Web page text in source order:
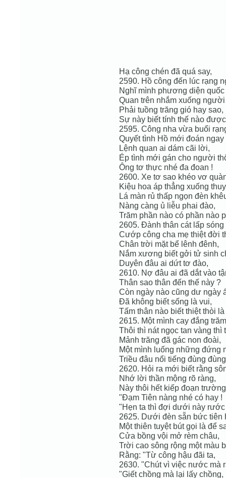
Hạ công chén đã quá say,
2590. Hồ công đến lúc rạng
Nghĩ mình phương diện quốc
Quan trên nhắm xuống
Phải tuồng trăng gió hay sao,
Sự này biết tính thế nào
2595. Công nha vừa buổi
Quyết tình Hồ mới đoán ngay
Lệnh quan ai dám cãi lời,
Ép tình mới gán cho người
Ông tơ thực nhé đa đoan !
2600. Xe tơ sao khéo vơ
Kiệu hoa áp thẳng xuống
Lá màn rủ thấp ngọn đèn
Nàng càng ủ liễu phai đào,
Trăm phần nào có phần nào
2605. Đành thân cát lấp sóng
Cướp công cha mẹ thiệt đời
Chân trời mặt bể lênh đênh,
Nắm xương biết gởi tử sinh
Duyên đâu ai dứt tơ đào,
2610. Nợ đâu ai đã dắt vào
Thân sao thân đến thế này ?
Còn ngày nào cũng dư ngày
Đã không biết sống là vui,
Tấm thân nào biết thiệt thòi
2615. Một mình cay đắng
Thôi thì nát ngọc tan vàng thì
Mảnh trăng đã gác non đoài,
Một mình luống những đứng
Triều đâu nổi tiếng đùng
2620. Hỏi ra mới biết rằng
Nhớ lời thần mộng rõ ràng,
Này thôi hết kiếp đoạn
"Đạm Tiên nàng nhé có hay !
"Hẹn ta thì đợi dưới này rước
2625. Dưới đèn sẵn bức tiên
Một thiên tuyệt bút gọi là để
Cửa bồng vội mở rèm châu,
Trời cao sông rộng một màu
Rằng: "Từ công hậu đãi ta,
2630. "Chút vì việc nước mà
"Giết chồng mà lại lấy chồng,